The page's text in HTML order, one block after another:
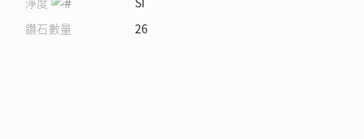
鑽石數量
26